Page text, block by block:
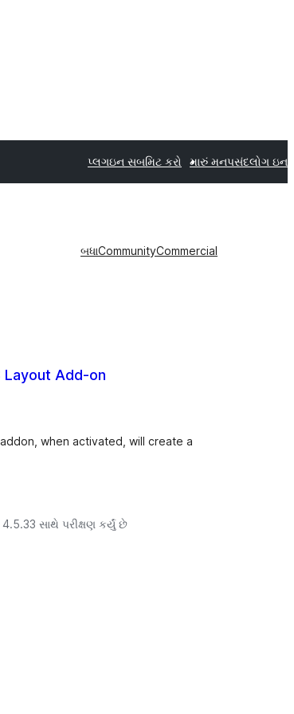
પ્લગઇન સબમિટ કરો મારું મનપસંદલોગ ઇન
બધાCommunityCommercial
Layout Add-on
when activated, will create a
4.5.33 સાથે પરીક્ષણ કર્યું છે